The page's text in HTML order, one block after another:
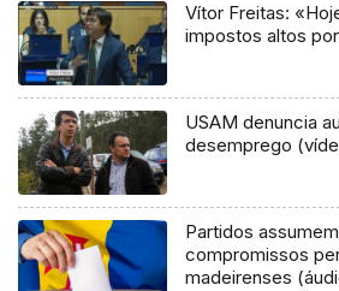
Vítor Freitas:
impostos altos
USAM denuncia
desemprego
Partidos
compromissos
madeirenses